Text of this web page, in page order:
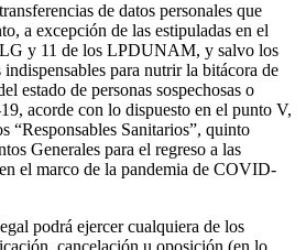
de datos personales que
a excepción de las estipuladas en el
y 11 de los LPDUNAM, y salvo los
indispensables para nutrir la bitácora de
estado de personas sospechosas o
acorde con lo dispuesto en el punto V,
“Responsables Sanitarios”, quinto
Generales para el regreso a las
el marco de la pandemia de COVID-
podrá ejercer cualquiera de los